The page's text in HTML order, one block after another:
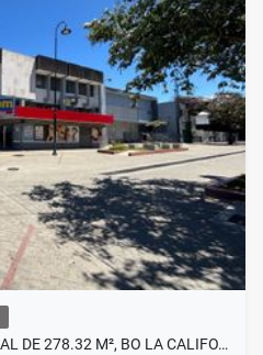
DE 278.32 M², BO LA CALIFO…